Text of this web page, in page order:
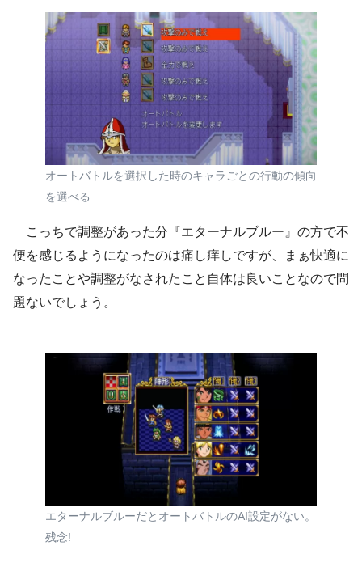
オートバトルを選択した時のキャラごとの行動の傾向
を選べる
こっちで調整があった分『エターナルブルー』の方で不
便を感じるようになったのは痛し痒しですが、まぁ快適に
なったことや調整がなされたこと自体は良いことなので問
題ないでしょう。
エターナルブルーだとオートバトルのAI設定がない。
残念!